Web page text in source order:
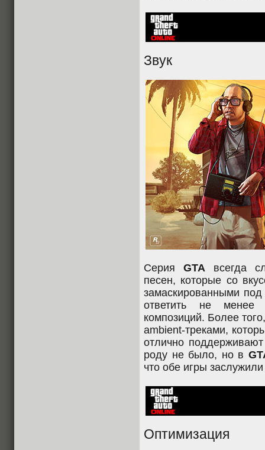
Звук
Серия GTA всегда
песен, которые со
замаскированными
ответить не менее
композиций. Более
ambient-треками,
отлично
роду не было, но в
что обе игры
Оптимизация